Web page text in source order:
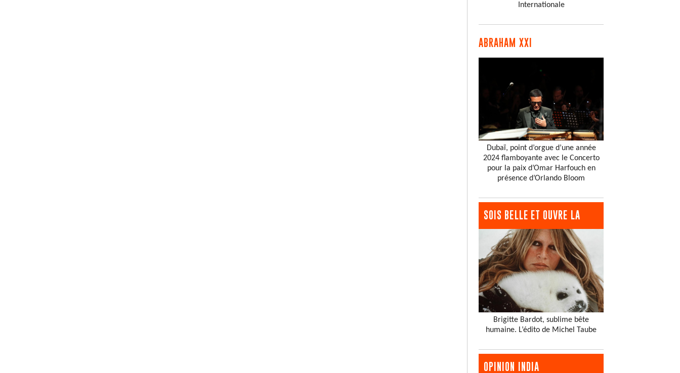
Internationale
ABRAHAM XXI
Dubaï, point d’orgue d’une année
2024 flamboyante avec le Concerto
pour la paix d’Omar Harfouch en
présence d’Orlando Bloom
SOIS BELLE ET OUVRE LA
Brigitte Bardot, sublime bête
humaine. L’édito de Michel Taube
OPINION INDIA